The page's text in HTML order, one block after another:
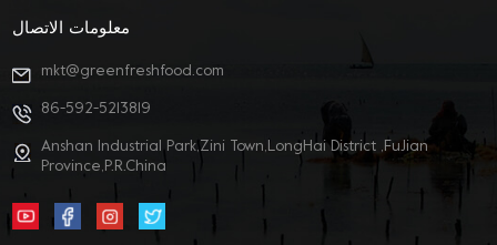
معلومات الاتصال
mkt@greenfreshfood.com
86-592-5213819
Anshan Industrial Park,Zini Town,LongHai District ,FuJian
Province,P.R.China